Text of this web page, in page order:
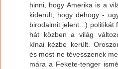
hinni, hogy Amerika is a
kiderült, hogy dehogy -
birodalmit jelent...) politikát
hát közben a világ
kínai kézbe került.
és most ne tévesszenek
mára a Fekete-tenger